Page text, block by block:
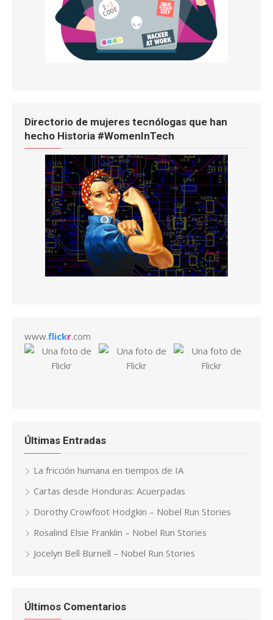
Directorio de mujeres tecnólogas que han
hecho Historia #WomenInTech
www.flickr.com
Últimas Entradas
La fricción humana en tiempos de IA
Cartas desde Honduras: Acuerpadas
Dorothy Crowfoot Hodgkin – Nobel Run Stories
Rosalind Elsie Franklin – Nobel Run Stories
Jocelyn Bell Burnell – Nobel Run Stories
Últimos Comentarios